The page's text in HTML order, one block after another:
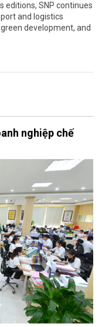
editions, SNP continues
and logistics
development, and
nghiệp chế